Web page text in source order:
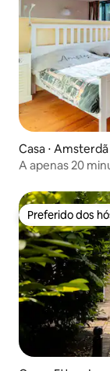
Casa ⋅ Amsterdã
A apenas 20
Preferido dos
Preferido dos